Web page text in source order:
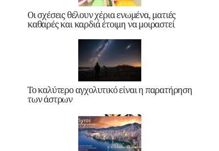
Οι σχέσεις θέλουν χέρια ενωμένα, ματιές
καθαρές και καρδιά έτοιμη να μοιραστεί
Το καλύτερο αγχολυτικό είναι η παρατήρηση
των άστρων